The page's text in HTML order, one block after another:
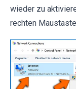
wieder zu
rechten